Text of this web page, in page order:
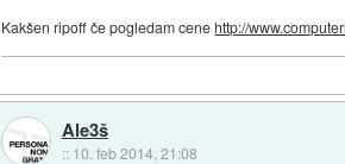
Kakšen ripoff če pogledam cenehttp://
Ale3š
:: 10. feb 2014, 21:08